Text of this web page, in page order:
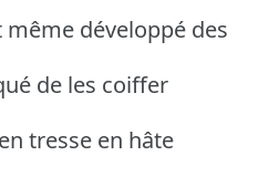
développé des
de les coiffer
tresse en hâte